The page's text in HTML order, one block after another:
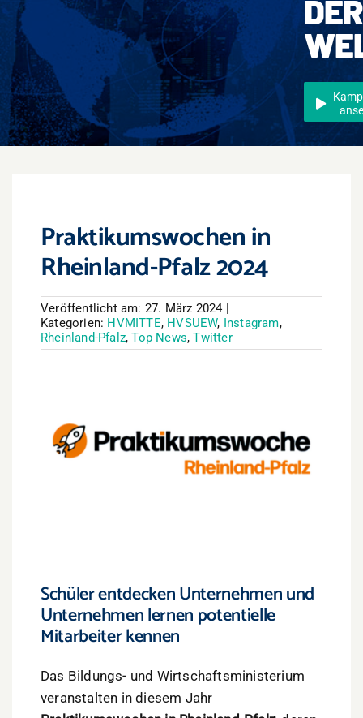
Events
Überregional
Jobs
Newsletter
DER
Praktikumswochen in
Rheinland-Pfalz 2024
Veröffentlicht am: 27. März 2024 |
Kategorien: HVMITTE, HVSUEW, Instagram,
Rheinland-Pfalz,Top News,Twitter
Schüler entdecken Unternehmen und
Unternehmen lernen potentielle
Mitarbeiter kennen
Das Bildungs- und Wirtschaftsministerium
veranstalten in diesem Jahr